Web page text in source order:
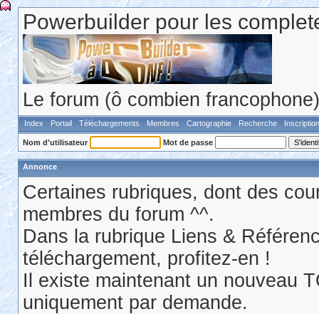
Powerbuilder pour les
Le forum (ô combien
Index Portail Téléchargements Membres Cartographie Recherche Inscription
Nom d'utilisateur Mot de passe
Annonce
Certaines rubriques, dont des
membres du forum ^^.
Dans la rubrique Liens &
téléchargement, profitez-en !
Il existe maintenant un nouveau
uniquement par demande.